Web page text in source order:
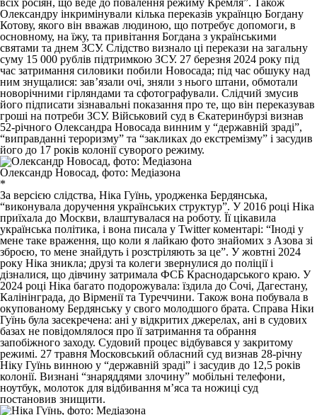
всіх росіян, що веде до повалення режиму Кремля”. Також
Олександру інкримінували кілька переказів українцю Богдану
Котову, якого він вважав людиною, що потребує допомоги, в
основному, на їжу, та привітання Богдана з українськими
святами та днем ЗСУ. Слідство визнало ці перекази на загальну
суму 15 000 рублів підтримкою ЗСУ. 27 березня 2024 року під
час затримання силовики побили Новосада; під час обшуку над
ним знущалися: зав’язали очі, зняли з нього штани, обмотали
новорічними гірляндами та сфотографували. Слідчий змусив
його підписати зізнавальні показання про те, що він переказував
гроші на потреби ЗСУ. Військовий суд в Єкатеринбурзі визнав
52-річного Олександра Новосада винним у “державній зраді”,
“виправданні тероризму” та “закликах до екстремізму” і засудив
його до 17 років колонії суворого режиму.
Олександр Новосад, фото: Медіазона
*
За версією слідства, Ніка Гуїнь, уродженка Бердянська,
“виконувала доручення українських структур”. У 2016 році Ніка
приїхала до Москви, влаштувалася на роботу. Її цікавила
українська політика, і вона писала у Twitter коментарі: “Іноді у
мене таке враження, що коли я лайкаю фото знайомих з Азова зі
зброєю, то мене знайдуть і розстріляють за це”. У жовтні 2024
року Ніка зникла; друзі та колеги звернулися до поліції і
дізналися, що дівчину затримала ФСБ Краснодарського краю. У
2024 році Ніка багато подорожувала: їздила до Сочі, Дагестану,
Калінінграда, до Вірменії та Туреччини. Також вона побувала в
окупованому Бердянську у свого молодшого брата. Справа Ніки
Гуїнь була засекречена: ані у відкритих джерелах, ані в судових
базах не повідомлялося про її затримання та обрання
запобіжного заходу. Судовий процес відбувався у закритому
режимі. 27 травня Московський обласний суд визнав 28-річну
Ніку Гуїнь винною у “державній зраді” і засудив до 12,5 років
колонії. Визнані “знаряддями злочину” мобільні телефони,
ноутбук, молоток для відбивання м’яса та ножиці суд
постановив знищити.